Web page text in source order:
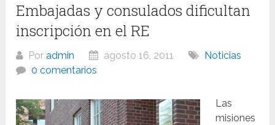
Embajadas y consulados dificultan
inscripción en el RE
Poradmin agosto 16, 2011
Noticias
0 comentarios
Las
misiones